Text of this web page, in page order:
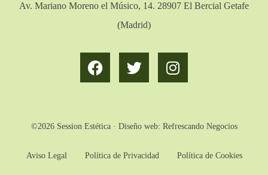
Av. Mariano Moreno el Músico, 14. 28907 El Bercial Getafe
(Madrid)
©2026 Session Estética · Diseño web: Refrescando Negocios
Aviso Legal Política de Privacidad Política de Cookies